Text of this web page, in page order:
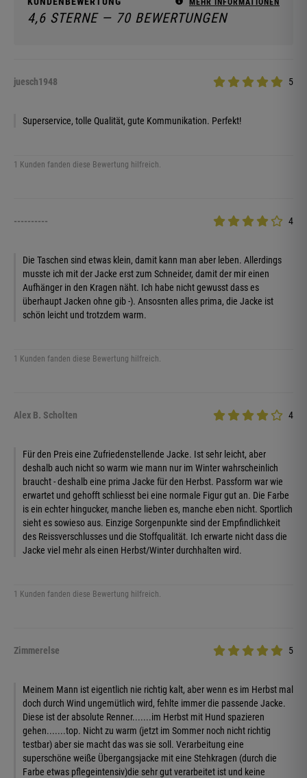
MEHR INFORMATIONEN
4,6 STERNE — 70 BEWERTUNGEN
juesch1948 5
Superservice, tolle Qualität, gute Kommunikation. Perfekt!
1 Kunden fanden diese Bewertung hilfreich.
---------- 4
Die Taschen sind etwas klein, damit kann man aber leben. Allerdings
musste ich mit der Jacke erst zum Schneider, damit der mir einen
Aufhänger in den Kragen näht. Ich habe nicht gewusst dass es
überhaupt Jacken ohne gib -). Ansosnten alles prima, die Jacke ist
schön leicht und trotzdem warm.
1 Kunden fanden diese Bewertung hilfreich.
Alex B. Scholten 4
Für den Preis eine Zufriedenstellende Jacke. Ist sehr leicht, aber
deshalb auch nicht so warm wie mann nur im Winter wahrscheinlich
braucht - deshalb eine prima Jacke für den Herbst. Passform war wie
erwartet und gehofft schliesst bei eine normale Figur gut an. Die Farbe
is ein echter hingucker, manche lieben es, manche eben nicht. Sportlich
sieht es sowieso aus. Einzige Sorgenpunkte sind der Empfindlichkeit
des Reissverschlusses und die Stoffqualität. Ich erwarte nicht dass die
Jacke viel mehr als einen Herbst/Winter durchhalten wird.
1 Kunden fanden diese Bewertung hilfreich.
Zimmerelse 5
Meinem Mann ist eigentlich nie richtig kalt, aber wenn es im Herbst mal
doch durch Wind ungemütlich wird, fehlte immer die passende Jacke.
Diese ist der absolute Renner.......im Herbst mit Hund spazieren
gehen.......top. Nicht zu warm (jetzt im Sommer noch nicht richtig
testbar) aber sie macht das was sie soll. Verarbeitung eine
superschöne weiße Übergangsjacke mit eine Stehkragen (durch die
Farbe etwas pflegeintensiv)die sehr gut verarbeitet ist und keine